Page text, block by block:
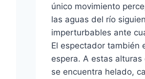
único movimiento
las aguas del río
imperturbables ante
El espectador también
espera. A estas alturas
se encuentra helado,